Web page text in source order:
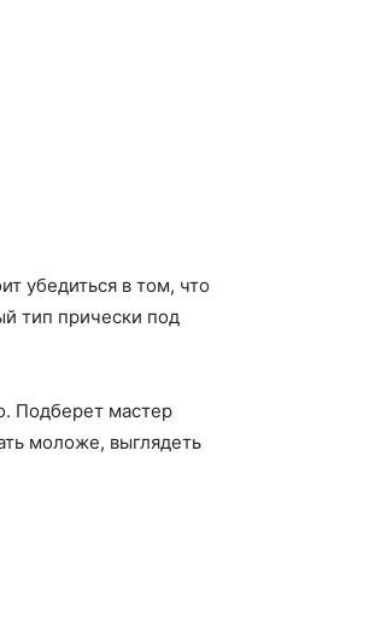
убедиться в том, что
тип прически под
Подберет мастер
моложе, выглядеть